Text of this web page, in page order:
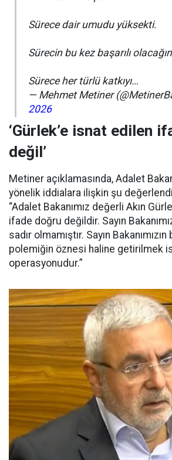
Sürece dair umudu yüksekti.
Sürecin bu kez başarılı
Sürece her türlü katkıyı…
— Mehmet Metiner
2026
‘Gürlek’e isnat edilen
değil’
Metiner açıklamasında, Adalet
yönelik iddialara ilişkin şu
“Adalet Bakanımız değerli Akın
ifade doğru değildir. Sayın
sadır olmamıştır. Sayın
polemiğin öznesi haline getirilmek
operasyonudur.”